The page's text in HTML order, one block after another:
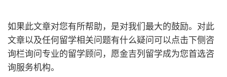
如果此文章对您有所帮助，是对我们最大的鼓励。对此
文章以及任何留学相关问题有什么疑问可以点击下侧咨
询栏询问专业的留学顾问，愿金吉列留学成为您首选咨
询服务机构。